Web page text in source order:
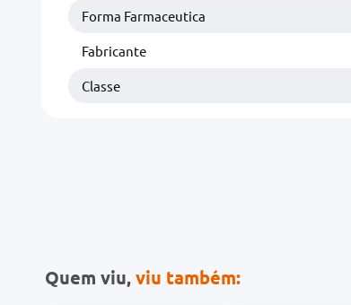
Forma Farmaceutica
Fabricante
Classe
Quem viu,viu também: